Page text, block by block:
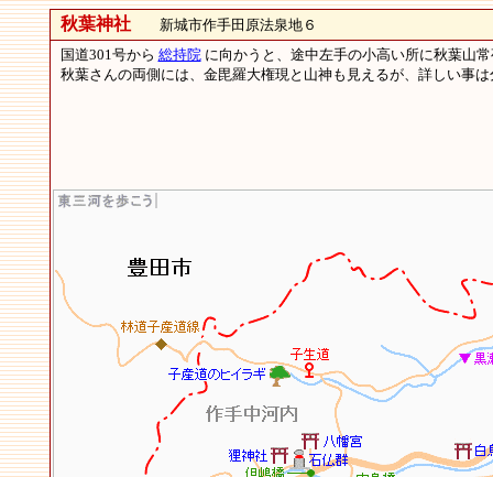
秋葉神社新城市作手田原法泉地６
国道301号から 総持院に向かうと、途中左手の小高い所に秋葉山
秋葉さんの両側には、金毘羅大権現と山神も見えるが、詳しい事